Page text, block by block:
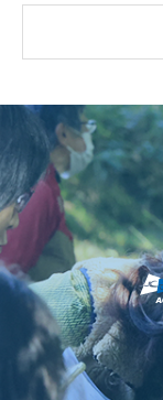
【会議報告】諏